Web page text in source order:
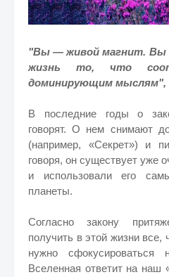
"Вы — живой магнит. Вы
жизнь то, что
доминирующим мыслям",
В последние годы о
говорят. О нем снимают
(например, «Секрет») и
говоря, он существует уже
и использовали его
планеты.
Согласно закону
получить в этой жизни все,
нужно
Вселенная ответит на наш